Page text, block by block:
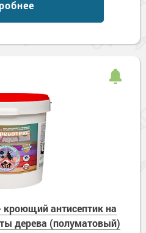
кроющий антисептик на
дерева (полуматовый)